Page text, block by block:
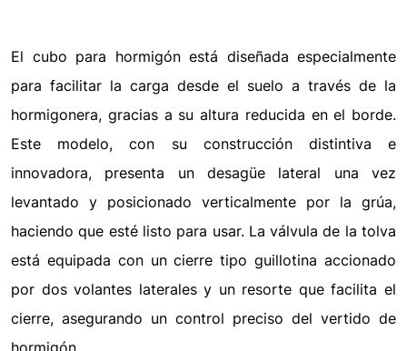
El cubo para hormigón está diseñada especialmente
para facilitar la carga desde el suelo a través de la
hormigonera, gracias a su altura reducida en el borde.
Este modelo, con su construcción distintiva e
innovadora, presenta un desagüe lateral una vez
levantado y posicionado verticalmente por la grúa,
haciendo que esté listo para usar. La válvula de la tolva
está equipada con un cierre tipo guillotina accionado
por dos volantes laterales y un resorte que facilita el
cierre, asegurando un control preciso del vertido de